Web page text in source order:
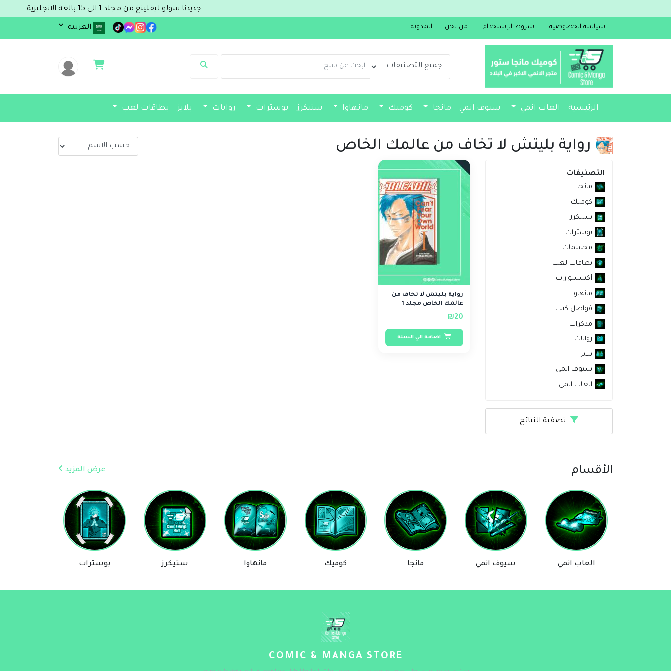
جديدنا سولو ليفلينغ من مجلد 1 الى 15 بالغة الانجليزية
سياسة الخصوصية شروط الإستخدام من نحن المدونة العربية
الرئيسية العاب انمي سيوف انمي مانجا كوميك مانهاوا ستيكرز بوسترات روايات بلايز بطاقات لعب
رواية بليتش لا تخاف من عالمك الخاص
التصنيفات
مانجا
كوميك
ستيكرز
بوسترات
مجسمات
بطاقات لعب
أكسسوارات
مانهاوا
فواصل كتب
مذكرات
روايات
بلايز
سيوف انمي
العاب انمي
تصفية النتائج
رواية بليتش لا تخاف من
عالمك الخاص مجلد 1
₪20
اضافة الي السلة
الأقسام عرض المزيد
العاب انمي سيوف انمي مانجا كوميك مانهاوا ستيكرز بوسترات مساعد Comic & Manga Store
COMIC & MANGA STORE